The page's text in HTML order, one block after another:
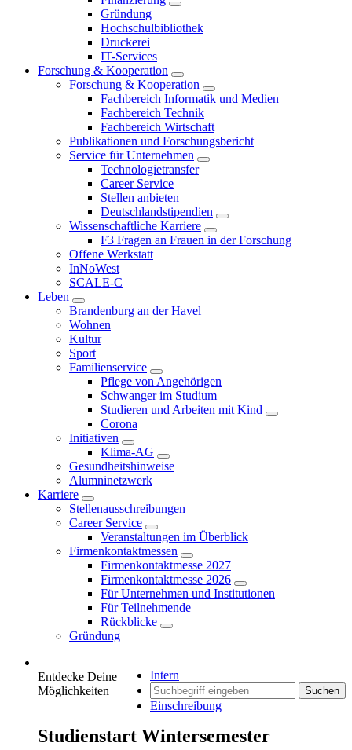
Gründung
Hochschulbibliothek
Druckerei
IT-Services
Forschung & Kooperation
Forschung & Kooperation
Fachbereich Informatik und Medien
Fachbereich Technik
Fachbereich Wirtschaft
Publikationen und Forschungsbericht
Service für Unternehmen
Technologietransfer
Career Service
Stellen anbieten
Deutschlandstipendien
Wissenschaftliche Karriere
F3 Fragen an Frauen in der Forschung
Offene Werkstatt
InNoWest
SCALE-C
Leben
Brandenburg an der Havel
Wohnen
Kultur
Sport
Familienservice
Pflege von Angehörigen
Schwanger im Studium
Studieren und Arbeiten mit Kind
Corona
Initiativen
Klima-AG
Gesundheitshinweise
Alumninetzwerk
Karriere
Stellenausschreibungen
Career Service
Veranstaltungen im Überblick
Firmenkontaktmessen
Firmenkontaktmesse 2027
Firmenkontaktmesse 2026
Für Unternehmen und Institutionen
Für Teilnehmende
Rückblicke
Gründung
Intern
Suchen
Einschreibung
Entdecke Deine
Möglichkeiten
Studienstart Wintersemester